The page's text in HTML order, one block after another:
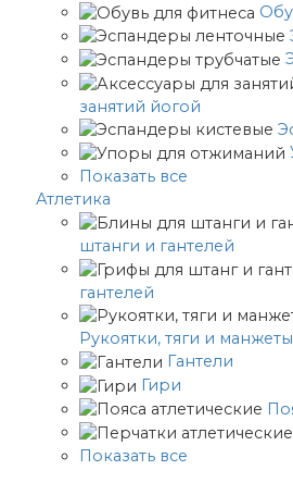
занятий йогой
Показать все
Атлетика
штанги и гантелей
гантелей
Рукоятки, тяги и
Гантели
Гири
Показать все